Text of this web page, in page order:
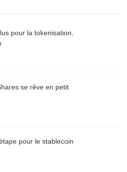
pour la tokenisation,
se rêve en petit
pour le stablecoin